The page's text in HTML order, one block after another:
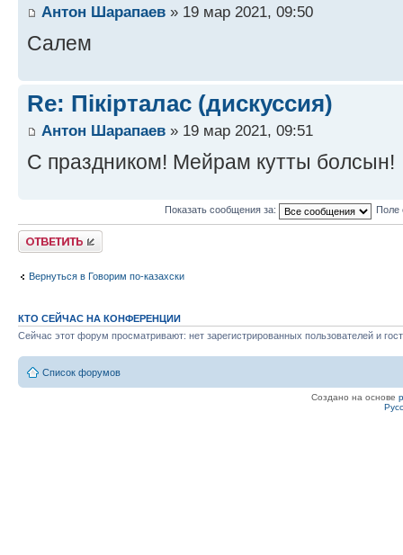
Антон Шарапаев » 19 мар 2021, 09:50
Салем
Re: Пікірталас (дискуссия)
Антон Шарапаев » 19 мар 2021, 09:51
С праздником! Мейрам кутты болсын!
Показать сообщения за: Поле
Ответить
Вернуться в Говорим по-казахски
КТО СЕЙЧАС НА КОНФЕРЕНЦИИ
Сейчас этот форум просматривают: нет зарегистрированных пользователей и
Список форумов
Создано на основе